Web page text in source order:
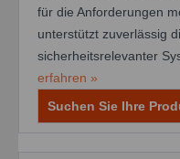
für die Anforderungen
unterstützt zuverlässig
sicherheitsrelevanter
erfahren »
Suchen Sie Ihre